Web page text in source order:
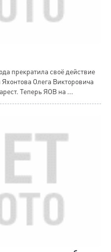
прекратила своё действие
Олега Викторовича
Теперь ЯОВ на ...